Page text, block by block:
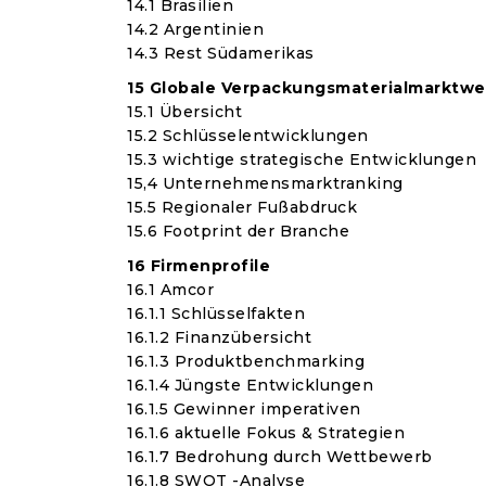
14.1 Brasilien
14.2 Argentinien
14.3 Rest Südamerikas
15 Globale
15.1 Übersicht
15.2 Schlüsselentwicklungen
15.3 wichtige strategische Entwicklungen
15,4 Unternehmensmarktranking
15.5 Regionaler Fußabdruck
15.6 Footprint der Branche
16 Firmenprofile
16.1 Amcor
16.1.1 Schlüsselfakten
16.1.2 Finanzübersicht
16.1.3 Produktbenchmarking
16.1.4 Jüngste Entwicklungen
16.1.5 Gewinner imperativen
16.1.6 aktuelle Fokus & Strategien
16.1.7 Bedrohung durch Wettbewerb
16.1.8 SWOT -Analyse